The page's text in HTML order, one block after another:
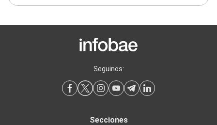
Seguinos:
Secciones